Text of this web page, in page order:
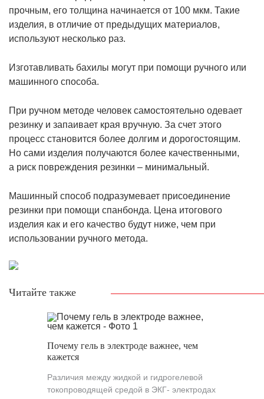
прочным, его толщина начинается от 100 мкм. Такие
изделия, в отличие от предыдущих материалов,
используют несколько раз.
Изготавливать бахилы могут при помощи ручного или
машинного способа.
При ручном методе человек самостоятельно одевает
резинку и запаивает края вручную. За счет этого
процесс становится более долгим и дорогостоящим.
Но сами изделия получаются более качественными,
а риск повреждения резинки – минимальный.
Машинный способ подразумевает присоединение
резинки при помощи спанбонда. Цена итогового
изделия как и его качество будут ниже, чем при
использовании ручного метода.
Читайте также
Почему гель в электроде важнее, чем
кажется
Различия между жидкой и гидрогелевой
токопроводящей средой в ЭКГ- электродах